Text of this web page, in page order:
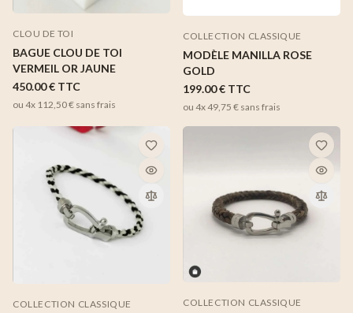
CLOU DE TOI
BAGUE CLOU DE TOI
VERMEIL OR JAUNE
450.00 € TTC
ou 4x 112,50 € sans frais
COLLECTION CLASSIQUE
MODÈLE MANILLA ROSE
GOLD
199.00 € TTC
ou 4x49,75 € sans frais
COLLECTION CLASSIQUE COLLECTION CLASSIQUE